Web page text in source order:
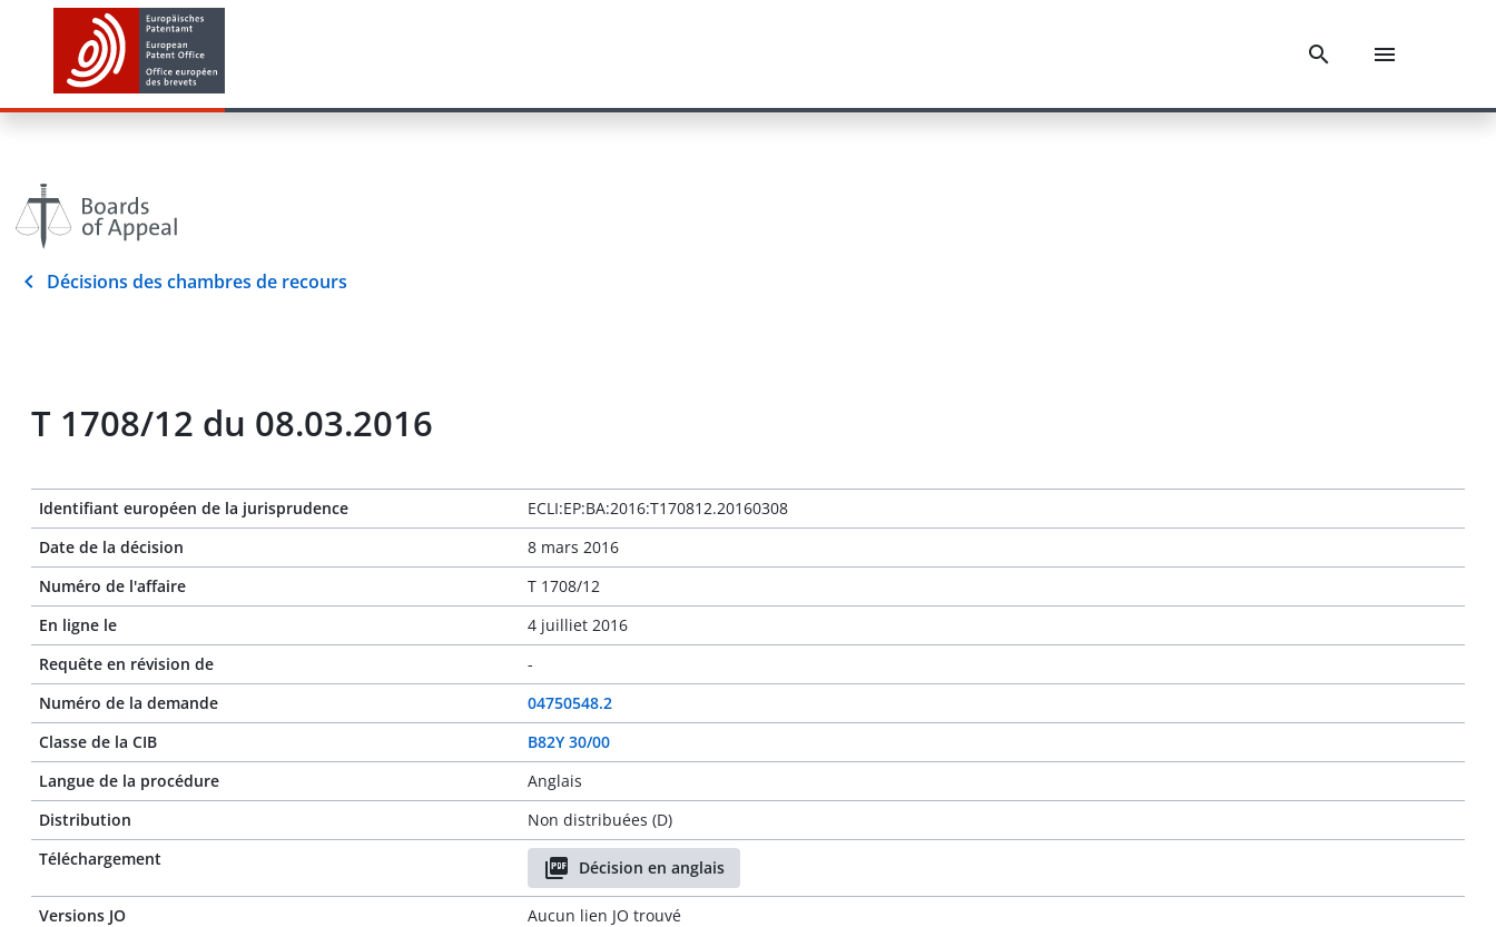
Décisions des chambres de recours
T 1708/12 du 08.03.2016
Identifiant européen de la jurisprudence
ECLI:EP:BA:2016:T170812.20160308
Date de la décision
8 mars 2016
Numéro de l'affaire
T 1708/12
En ligne le
4 juilliet 2016
Requête en révision de
-
Numéro de la demande
04750548.2
Classe de la CIB
B82Y 30/00
Langue de la procédure
Anglais
Distribution
Non distribuées (D)
Téléchargement
Décision en anglais
Versions JO
Aucun lien JO trouvé